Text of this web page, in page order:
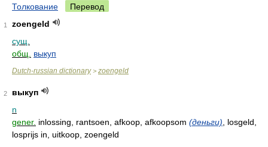
Толкование Перевод
1
zoengeld
сущ.
общ.
выкуп
Dutch-russian dictionary> zoengeld
2
выкуп
n
gener. inlossing, rantsoen, afkoop, afkoopsom (деньги) , losgeld,
losprijs in, uitkoop, zoengeld